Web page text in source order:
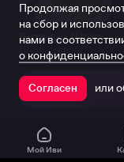
Виталий Шляппо
Продюсер
Мой Иви
Продолжая
на сбор и
нами в
о
Согласен или